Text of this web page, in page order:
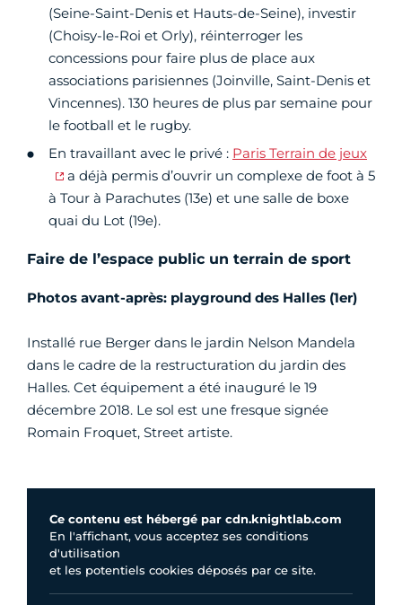
(Seine-Saint-Denis et Hauts-de-Seine), investir
(Choisy-le-Roi et Orly), réinterroger les
concessions pour faire plus de place aux
associations parisiennes (Joinville, Saint-Denis et
Vincennes). 130 heures de plus par semaine pour
le football et le rugby.
En travaillant avec le privé : Paris Terrain de jeux
a déjà permis d’ouvrir un complexe de foot à 5
à Tour à Parachutes (13e) et une salle de boxe
quai du Lot (19e).
Faire de l’espace public un terrain de sport
Photos avant-après: playground des Halles (1er)
Installé rue Berger dans le jardin Nelson Mandela
dans le cadre de la restructuration du jardin des
Halles. Cet équipement a été inauguré le 19
décembre 2018. Le sol est une fresque signée
Romain Froquet, Street artiste.
Ce contenu est hébergé par cdn.knightlab.com
En l'affichant, vous acceptez ses conditions
d'utilisation
et les potentiels cookies déposés par ce site.